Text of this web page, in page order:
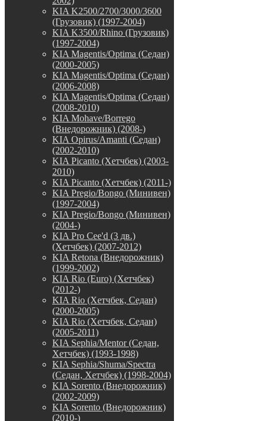
KIA K2500/2700/3000/3600
(Грузовик) (1997-2004)
KIA K3500/Rhino (Грузовик)
(1997-2004)
KIA Magentis/Optima (Седан)
(2000-2005)
KIA Magentis/Optima (Седан)
(2006-2008)
KIA Magentis/Optima (Седан)
(2008-2010)
KIA Mohave/Borrego
(Внедорожник) (2008-)
KIA Opirus/Amanti (Седан)
(2002-2010)
KIA Picanto (Хетчбек) (2003-
2010)
KIA Picanto (Хетчбек) (2011-)
KIA Pregio/Bongo (Минивен)
(1997-2004)
KIA Pregio/Bongo (Минивен)
(2004-)
KIA Pro Cee'd (3 дв.)
(Хетчбек) (2007-2012)
KIA Retona (Внедорожник)
(1999-2002)
KIA Rio (Euro) (Хетчбек)
(2012-)
KIA Rio (Хетчбек, Седан)
(2000-2005)
KIA Rio (Хетчбек, Седан)
(2005-2011)
KIA Sephia/Mentor (Седан,
Хетчбек) (1993-1998)
KIA Sephia/Shuma/Spectra
(Седан, Хетчбек) (1998-2004)
KIA Sorento (Внедорожник)
(2002-2009)
KIA Sorento (Внедорожник)
(2010-)